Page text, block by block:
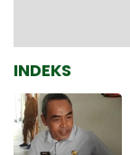
INDEKS